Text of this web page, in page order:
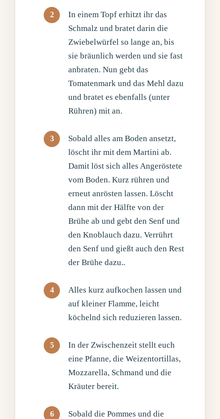
In einem Topf erhitzt ihr das
Schmalz und bratet darin die
Zwiebelwürfel so lange an, bis
sie bräunlich werden und sie fast
anbraten. Nun gebt das
Tomatenmark und das Mehl dazu
und bratet es ebenfalls (unter
Rühren) mit an.
Sobald alles am Boden ansetzt,
löscht ihr mit dem Martini ab.
Damit löst sich alles Angeröstete
vom Boden. Kurz rühren und
erneut anrösten lassen. Löscht
dann mit der Hälfte von der
Brühe ab und gebt den Senf und
den Knoblauch dazu. Verrührt
den Senf und gießt auch den Rest
der Brühe dazu..
Alles kurz aufkochen lassen und
auf kleiner Flamme, leicht
köchelnd sich reduzieren lassen.
In der Zwischenzeit stellt euch
eine Pfanne, die Weizentortillas,
Mozzarella, Schmand und die
Kräuter bereit.
Sobald die Pommes und die